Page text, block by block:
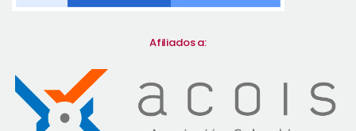
Afiliados a: